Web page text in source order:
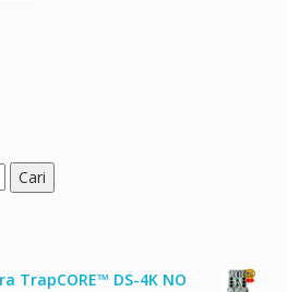
Cari
TrapCORE™ DS-4K NO